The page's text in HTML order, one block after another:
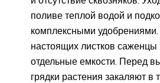
поливе теплой водой и
комплексными
настоящих листков саженцы
отдельные емкости. Перед
грядки растения закаляют в